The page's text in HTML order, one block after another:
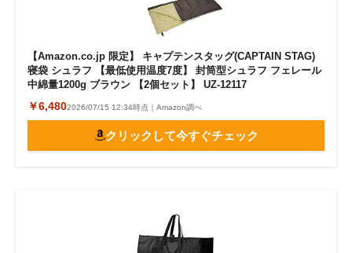
【Amazon.co.jp 限定】 キャプテンスタッグ(CAPTAIN STAG)
寝袋 シュラフ 【最低使用温度7度】 封筒型シュラフ フェレール
中綿量1200g ブラウン 【2個セット】 UZ-12117
￥6,4802026/07/15 12:34時点｜Amazon調べ
クリックして今すぐチェック